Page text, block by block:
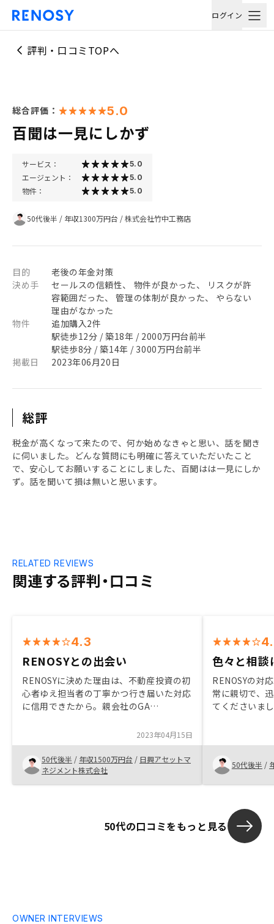
ログイン
評判・口コミTOPへ
総合評価： 5.0
百聞は一見にしかず
サービス： 5.0
エージェント： 5.0
物件： 5.0
50代後半 / 年収1300万円台 /株式会社竹中工務店
目的
老後の年金対策
決め手
セールスの信頼性、 物件が良かった、 リスクが許
容範囲だった、 管理の体制が良かった、 やらない
理由がなかった
物件
追加購入2件
駅徒歩12分 / 築18年 / 2000万円台前半
駅徒歩8分 / 築14年 / 3000万円台前半
掲載日
2023年06月20日
総評
税金が高くなって来たので、何か始めなきゃと思い、話を聞き
に伺いました。どんな質問にも明確に答えていただいたこと
で、安心してお願いすることにしました、百聞はは一見にしか
ず。話を聞いて損は無いと思います。
関連する評判・口コミ
RELATED REVIEWS
4.3
RENOSYとの出会い
RENOSYに決めた理由は、不動産投資の初
心者ゆえ担当者の丁寧かつ行き届いた対応
に信用できたから。親会社のGA
な行為は無いと思ったことも理由。 不動
産投資は、他の投資商品では得られない税
制上のメリットがあるので、いつかは、、
と思っていたけれど、RENOSYとの出会い
が背中を押してくれたことは間違いない。
2023年04月15日
50代後半 / 年収1500万円台 / 日興アセットマ
ネジメント株式会社
色々と相談
RENOSYの対
常に親切で、
てくださいま
約の過程で、
れた点には大
50代後半 /
50代の口コミをもっと見る
OWNER INTERVIEWS